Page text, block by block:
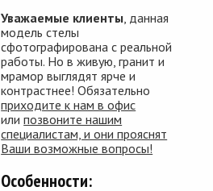
Уважаемые клиенты , данная
модель стелы
сфотографирована с реальной
работы. Но в живую, гранит и
мрамор выглядят ярче и
контрастнее! Обязательно
приходите к нам в офис
илипозвоните нашим
специалистам, и они прояснят
Ваши возможные вопросы!
Особенности: